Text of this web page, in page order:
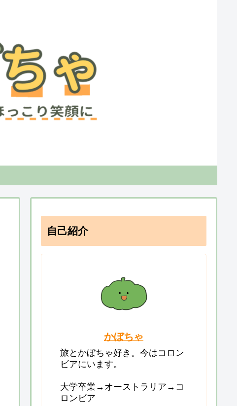
自己紹介
かぼちゃ
旅とかぼちゃ好き。今はコロン
ビアにいます。
大学卒業→オーストラリア→コ
ロンビア